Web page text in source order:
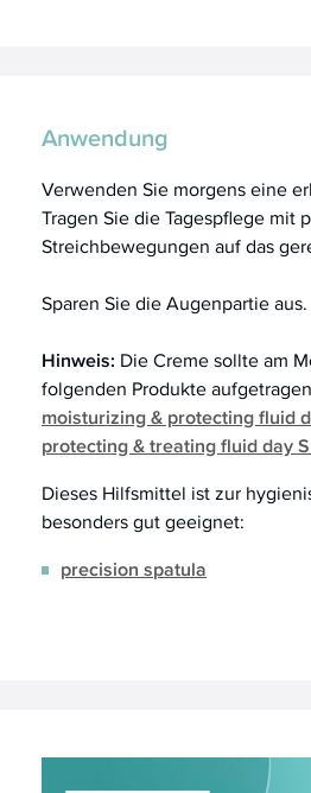
Anwendung
Verwenden Sie morgens eine
Tragen Sie die Tagespflege mit
Streichbewegungen auf das
Sparen Sie die Augenpartie aus.
Hinweis: Die Creme sollte am
folgenden Produkte
moisturizing & protecting fluid
protecting & treating fluid day
Dieses Hilfsmittel ist zur
besonders gut geeignet:
precision spatula